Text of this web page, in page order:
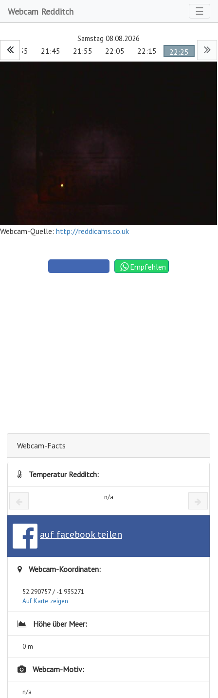
Webcam Redditch ☰
Samstag 08.08.2026
21:35 21:45 21:55 22:05 22:15 22:25
Webcam-Quelle: http://reddicams.co.uk
Empfehlen
Webcam-Facts
Temperatur Redditch:
n/a
auf facebook teilen
Webcam-Koordinaten:
52.290757 / -1.935271
Auf Karte zeigen
Höhe über Meer:
0 m
Webcam-Motiv:
n/a